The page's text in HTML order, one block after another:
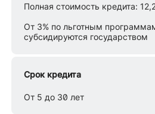
Полная стоимость кредита:
От 3% по льготным
субсидируются государством
Срок кредита
От 5 до 30 лет